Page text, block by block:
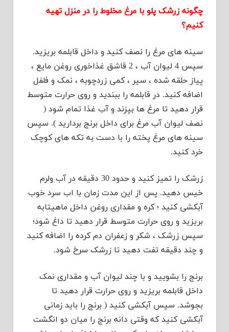
چگونه زرشک پلو با مرغ مخلوط را در منزل تهیه
کنیم؟
سینه های مرغ را نصف کنید و داخل قابلمه بریزید.
سپس 4 لیوان آب ، 2 قاشق غذاخوری روغن مایع ،
پیاز حلقه شده ، سیر ، کمی زردچوبه ، نمک و فلفل
اضافه کنید. در قابلمه را ببندید و روی حرارت متوسط
قرار دهید تا مرغ ها بپزند و آب غذا تمام شود (
نصف لیوان آب مرغ برای داخل برنج بردارید ). سپس
سینه های مرغ پخته را با دست به تکه های کوچک
خرد کنید.
زرشک را تمیز کنید و حدود 30 دقیقه در آب ولرم
خیس دهید. پس از این مدت زمان با اب سرد خوب
آبکشی کنید ؛ کره و مقداری روغن داخل ماهیتابه
بریزید و روی حرارت متوسط قرار دهید تا داغ شود؛
سپس زرشک ، شکر و زعفران دم کرده را اضافه کنید
و چند دقیقه تفت دهید تا زرشک سرخ شود.
برنج را بشویید و با چند لیوان آب و مقداری نمک
داخل قابلمه بریزید و روی حرارت قرار دهید تا
بجوشد. سپس آبکشی کنید ( برنج را باید زمانی
آبکشی کنید که وقتی دانه برنج را میان دو انگشت